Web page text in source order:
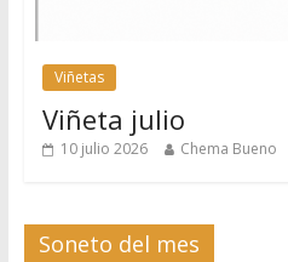
Viñetas
Viñeta julio
10 julio 2026 Chema Bueno
Soneto del mes